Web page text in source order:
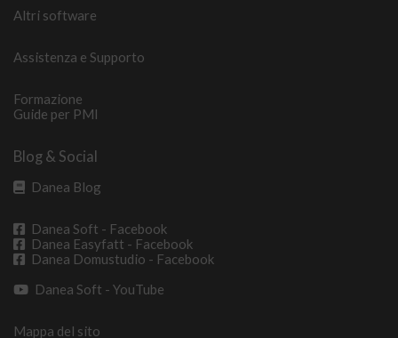
Altri software
Assistenza e Supporto
Formazione
Guide per PMI
Blog & Social
Danea Blog
Danea Soft - Facebook
Danea Easyfatt - Facebook
Danea Domustudio - Facebook
Danea Soft - YouTube
Mappa del sito